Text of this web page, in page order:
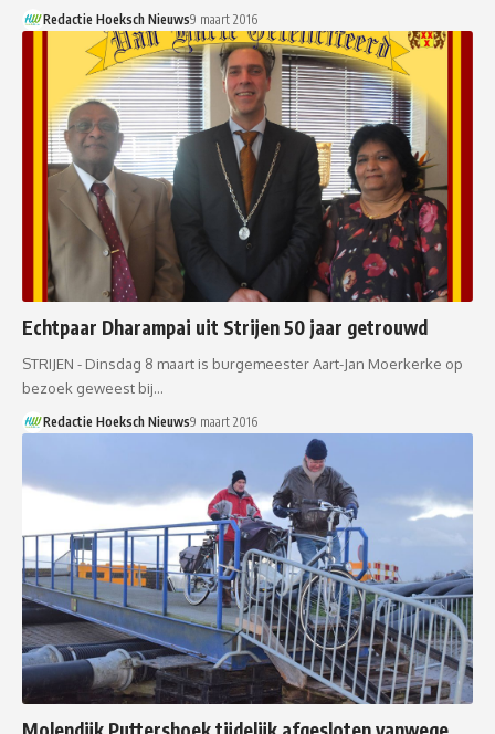
Redactie Hoeksch Nieuws9 maart 2016
Echtpaar Dharampai uit Strijen 50 jaar getrouwd
STRIJEN - Dinsdag 8 maart is burgemeester Aart-Jan Moerkerke op
bezoek geweest bij…
Redactie Hoeksch Nieuws9 maart 2016